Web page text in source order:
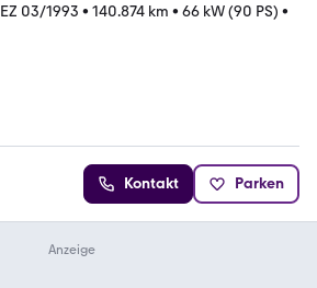
EZ 03/1993 • 140.874 km • 66 kW (90 PS) •
Kontakt Parken